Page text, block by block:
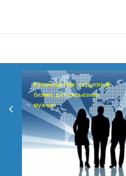
Кулачные бои: серьезный
бизнес для серьезных
мужчин